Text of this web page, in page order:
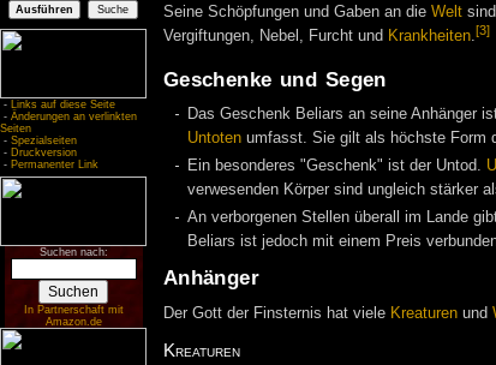
- Links auf diese Seite
- Änderungen an verlinkten
Seiten
- Spezialseiten
- Druckversion
- Permanenter Link
Suchen nach:
In Partnerschaft mit
Amazon.de
Seine Schöpfungen und Gaben an die Weltsind
Vergiftungen, Nebel, Furcht und Krankheiten.[3]
Geschenke und Segen
Das Geschenk Beliars an seine Anhänger
Untoten umfasst. Sie gilt als höchste Form
Ein besonderes "Geschenk" ist der Untod.
verwesenden Körper sind ungleich stärker
An verborgenen Stellen überall im Lande
Beliars ist jedoch mit einem Preis
Anhänger
Der Gott der Finsternis hat viele Kreaturenund
Kreaturen